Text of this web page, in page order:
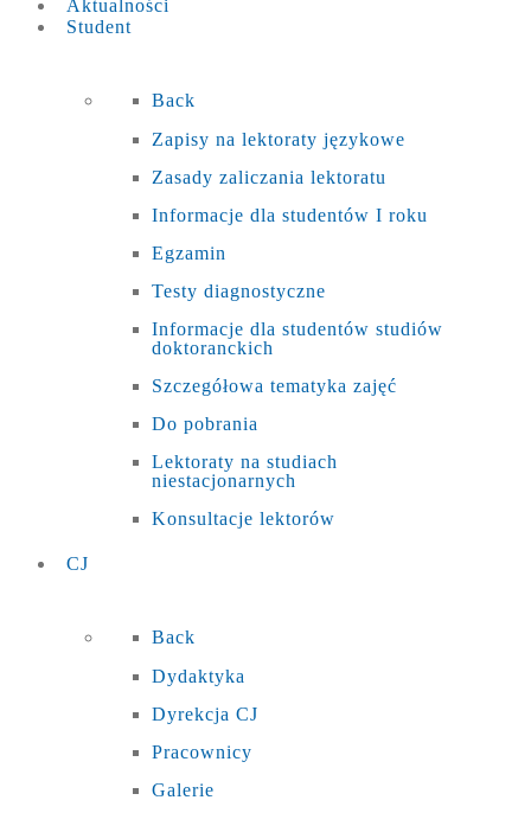
Aktualności
Student
Back
Zapisy na lektoraty językowe
Zasady zaliczania lektoratu
Informacje dla studentów I roku
Egzamin
Testy diagnostyczne
Informacje dla studentów studiów
doktoranckich
Szczegółowa tematyka zajęć
Do pobrania
Lektoraty na studiach
niestacjonarnych
Konsultacje lektorów
CJ
Back
Dydaktyka
Dyrekcja CJ
Pracownicy
Galerie